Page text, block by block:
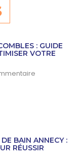
: GUIDE
VOTRE
BAIN ANNECY :
RÉUSSIR